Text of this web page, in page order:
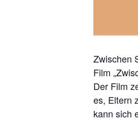
Zwischen
Film
Der Film
es, Eltern
kann sich